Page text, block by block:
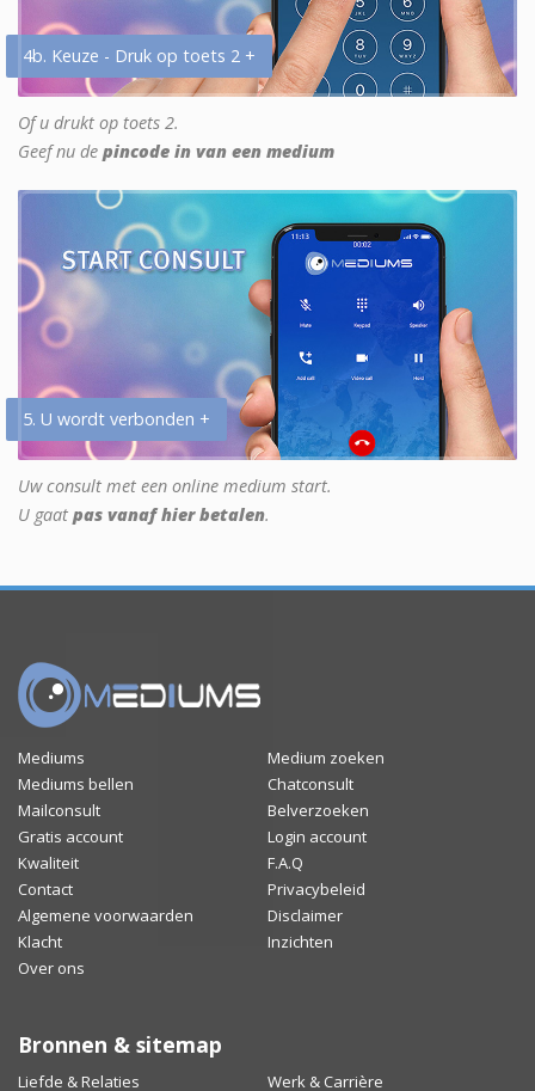
4b. Keuze - Druk op toets 2 +
Of u drukt op toets 2.
Geef nu de pincode in van een medium
5. U wordt verbonden +
Uw consult met een online medium start.
U gaat pas vanaf hier betalen.
Mediums
Medium zoeken
Mediums bellen
Chatconsult
Mailconsult
Belverzoeken
Gratis account
Login account
Kwaliteit
F.A.Q
Contact
Privacybeleid
Algemene voorwaarden
Disclaimer
Klacht
Inzichten
Over ons
Bronnen & sitemap
Liefde & Relaties Werk & Carrière